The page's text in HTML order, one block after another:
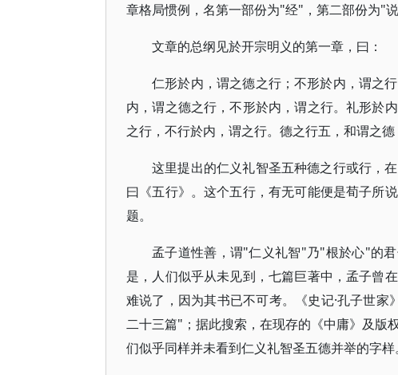
章格局惯例，名第一部份为"经"，第二部份为"
文章的总纲见於开宗明义的第一章，曰：
仁形於内，谓之德之行；不形於内，谓之
内，谓之德之行，不形於内，谓之行。礼形於
之行，不行於内，谓之行。德之行五，和谓之
这里提出的仁义礼智圣五种德之行或行，
曰《五行》。这个五行，有无可能便是荀子所
题。
孟子道性善，谓"仁义礼智"乃"根於心"的
是，人们似乎从未见到，七篇巨著中，孟子曾
难说了，因为其书已不可考。《史记·孔子世
二十三篇"；据此搜索，在现存的《中庸》及版
们似乎同样并未看到仁义礼智圣五德并举的字样。